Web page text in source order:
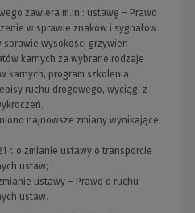
zawiera m.in.: ustawę – Prawo
w sprawie znaków i sygnałów
wysokości grzywien
karnych za wybrane rodzaje
karnych, program szkolenia
ruchu drogowego, wyciągi z
najnowsze zmiany wynikające
r. o zmianie ustawy o transporcie
ustaw;
ustawy – Prawo o ruchu
ustaw.